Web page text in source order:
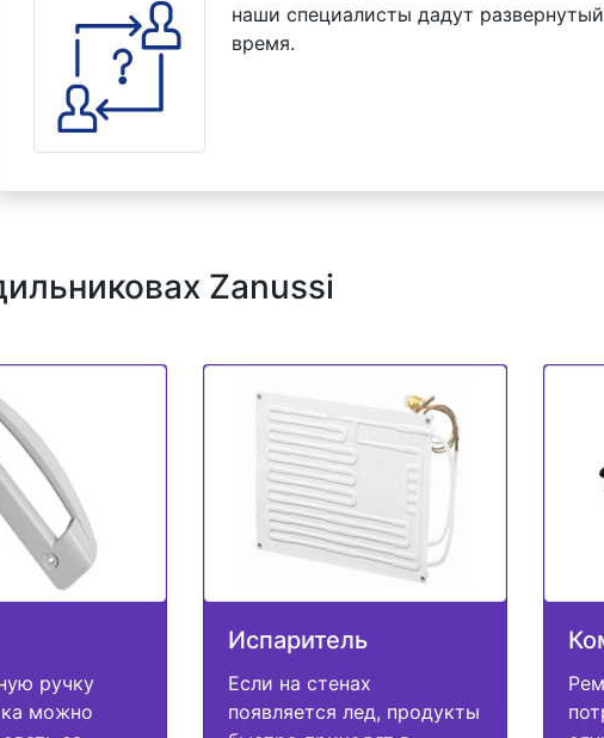
наши специалисты дадут
время.
Zanussi
ручку
можно
Испаритель
Если на стенах
появляется лед, продукты